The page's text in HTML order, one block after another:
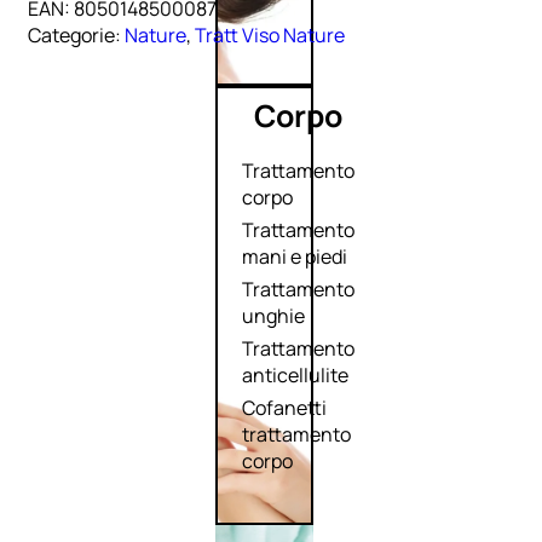
Corpo
Trattamento
corpo
Trattamento
mani e piedi
Trattamento
unghie
Trattamento
anticellulite
Cofanetti
trattamento
corpo
EAN: 8050148500087
Categorie: Nature,Tratt Viso Nature